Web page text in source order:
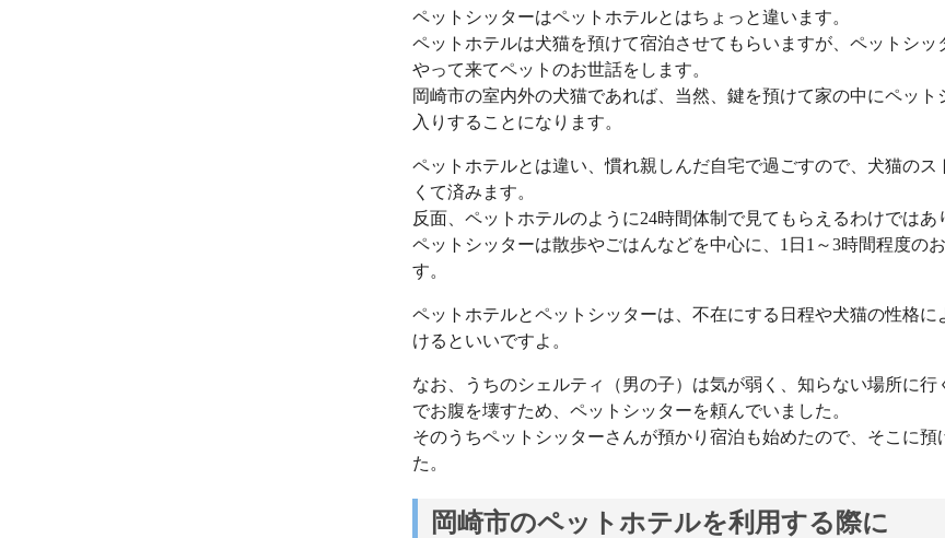
ペットシッターはペットホテルとはちょっと違います。
ペットホテルは犬猫を預けて宿泊させてもらいますが、ペットシッ
やって来てペットのお世話をします。
岡崎市の室内外の犬猫であれば、当然、鍵を預けて家の中にペット
入りすることになります。
ペットホテルとは違い、慣れ親しんだ自宅で過ごすので、犬猫のス
くて済みます。
反面、ペットホテルのように24時間体制で見てもらえるわけではあ
ペットシッターは散歩やごはんなどを中心に、1日1～3時間程度の
す。
ペットホテルとペットシッターは、不在にする日程や犬猫の性格に
けるといいですよ。
なお、うちのシェルティ（男の子）は気が弱く、知らない場所に行
でお腹を壊すため、ペットシッターを頼んでいました。
そのうちペットシッターさんが預かり宿泊も始めたので、そこに預
た。
岡崎市のペットホテルを利用する際に